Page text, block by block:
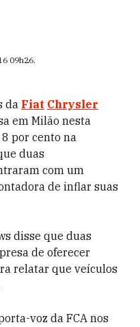
09h26.
da Fiat Chrysler
em Milão nesta
por cento na
duas
com um
de inflar suas
disse que duas
de oferecer
relatar que veículos
voz da FCA nos